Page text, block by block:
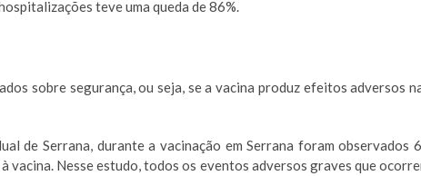
teve uma queda de 86%.
sobre segurança, ou seja, se a vacina produz efeitos adversos
de Serrana, durante a vacinação em Serrana foram observados
vacina. Nesse estudo, todos os eventos adversos graves que